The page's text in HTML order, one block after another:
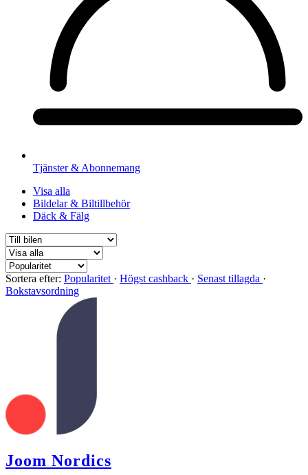
Tjänster & Abonnemang
Visa alla
Bildelar & Biltillbehör
Däck & Fälg
Sortera efter: Popularitet · Högst cashback · Senast tillagda ·
Bokstavsordning
Joom Nordics